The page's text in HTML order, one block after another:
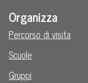
Organizza
Percorso di visita
Scuole
Gruppi